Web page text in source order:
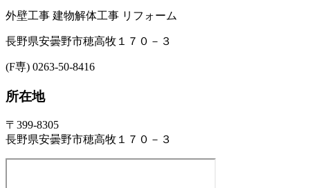
外壁工事 建物解体工事 リフォーム
長野県安曇野市穂高牧１７０－３
(F専) 0263-50-8416
所在地
〒399-8305
長野県安曇野市穂高牧１７０－３